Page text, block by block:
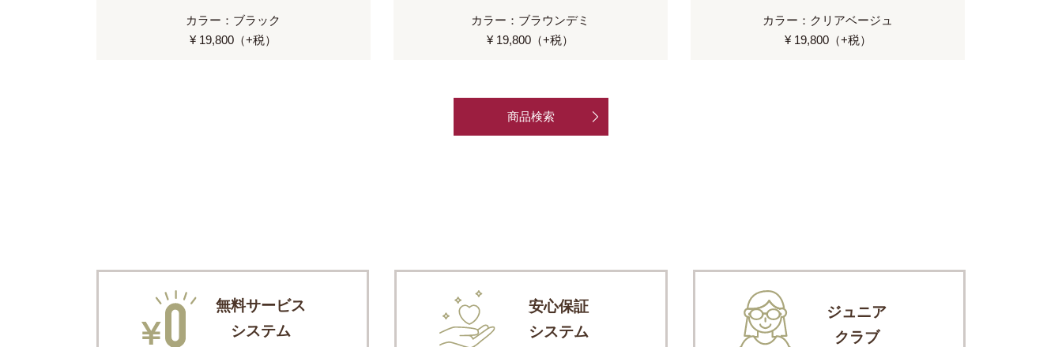
カラー：ブラック
¥ 19,800（+税）
カラー：ブラウンデミ
¥ 19,800（+税）
カラー：クリアベージュ
¥ 19,800（+税）
商品検索
無料サービス
システム
安心保証
システム
ジュニア
クラブ